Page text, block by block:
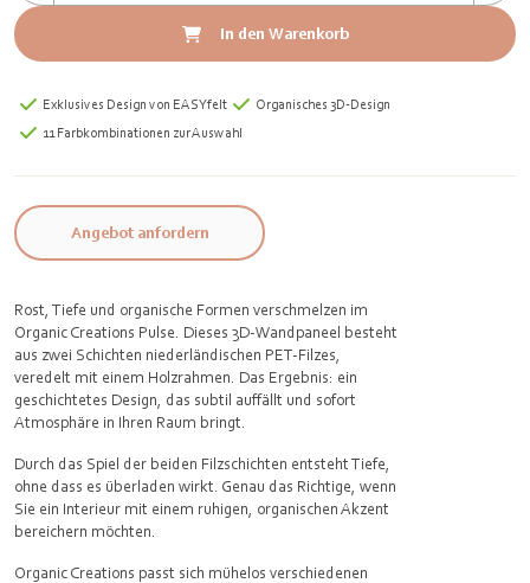
In den Warenkorb
Exklusives Design von EASYfelt
Organisches 3D-Design
11 Farbkombinationen zur Auswahl
Angebot anfordern
Rost, Tiefe und organische Formen verschmelzen im
Organic Creations Pulse. Dieses 3D-Wandpaneel besteht
aus zwei Schichten niederländischen PET-Filzes,
veredelt mit einem Holzrahmen. Das Ergebnis: ein
geschichtetes Design, das subtil auffällt und sofort
Atmosphäre in Ihren Raum bringt.
Durch das Spiel der beiden Filzschichten entsteht Tiefe,
ohne dass es überladen wirkt. Genau das Richtige, wenn
Sie ein Interieur mit einem ruhigen, organischen Akzent
bereichern möchten.
Organic Creations passt sich mühelos verschiedenen